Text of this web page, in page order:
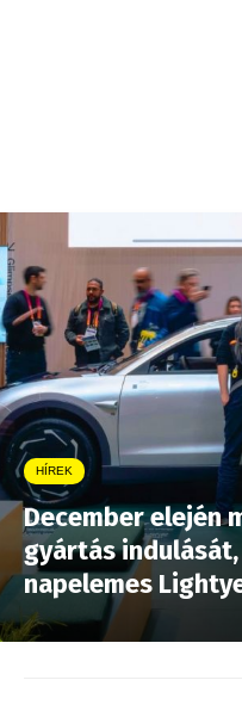
HÍREK
December elején
gyártás
napelemes